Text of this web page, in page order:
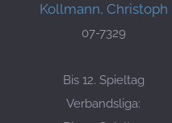
Kollmann, Christoph
07-7329
Bis 12. Spieltag
Verbandsliga: